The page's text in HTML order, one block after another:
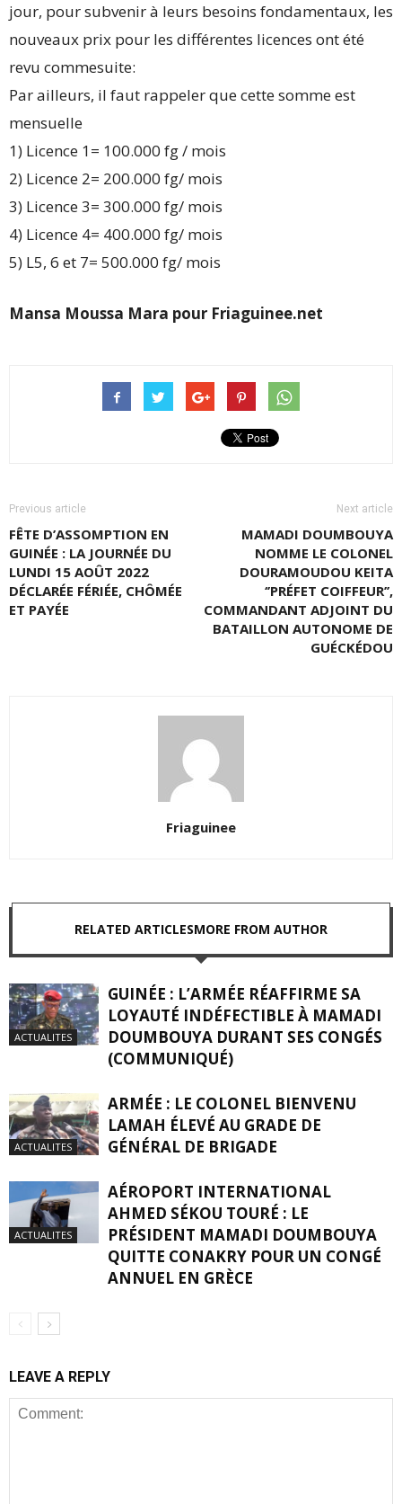
jour, pour subvenir à leurs besoins fondamentaux, les
nouveaux prix pour les différentes licences ont été
revu commesuite:
Par ailleurs, il faut rappeler que cette somme est
mensuelle
1) Licence 1= 100.000 fg / mois
2) Licence 2= 200.000 fg/ mois
3) Licence 3= 300.000 fg/ mois
4) Licence 4= 400.000 fg/ mois
5) L5, 6 et 7= 500.000 fg/ mois
Mansa Moussa Mara pour Friaguinee.net
Previous article
FÊTE D’ASSOMPTION EN
GUINÉE : LA JOURNÉE DU
LUNDI 15 AOÛT 2022
DÉCLARÉE FÉRIÉE, CHÔMÉE
ET PAYÉE
Next article
MAMADI DOUMBOUYA
NOMME LE COLONEL
DOURAMOUDOU KEITA
‘’PRÉFET COIFFEUR’’,
COMMANDANT ADJOINT DU
BATAILLON AUTONOME DE
GUÉCKÉDOU
Friaguinee
RELATED ARTICLESMORE FROM AUTHOR
ACTUALITES
GUINÉE : L’ARMÉE RÉAFFIRME SA
LOYAUTÉ INDÉFECTIBLE À MAMADI
DOUMBOUYA DURANT SES CONGÉS
(COMMUNIQUÉ)
ACTUALITES
ARMÉE : LE COLONEL BIENVENU
LAMAH ÉLEVÉ AU GRADE DE
GÉNÉRAL DE BRIGADE
ACTUALITES
AÉROPORT INTERNATIONAL
AHMED SÉKOU TOURÉ : LE
PRÉSIDENT MAMADI DOUMBOUYA
QUITTE CONAKRY POUR UN CONGÉ
ANNUEL EN GRÈCE
LEAVE A REPLY